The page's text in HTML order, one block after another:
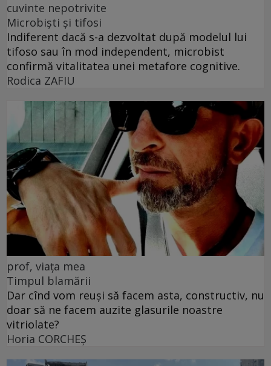
cuvinte nepotrivite
Microbiști și tifosi
Indiferent dacă s-a dezvoltat după modelul lui
tifoso sau în mod independent, microbist
confirmă vitalitatea unei metafore cognitive.
Rodica ZAFIU
prof, viața mea
Timpul blamării
Dar cînd vom reuși să facem asta, constructiv, nu
doar să ne facem auzite glasurile noastre
vitriolate?
Horia CORCHEŞ